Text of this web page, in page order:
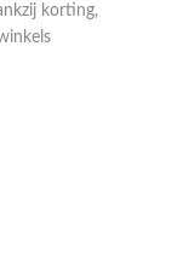
korting,